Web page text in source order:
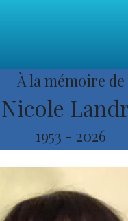
À la mémoire de
Nicole
1953 - 2026